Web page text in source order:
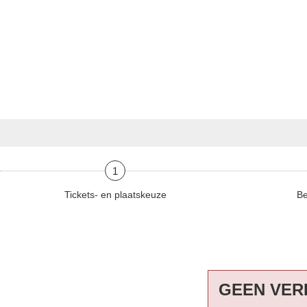
1
Tickets- en plaatskeuze
GEEN